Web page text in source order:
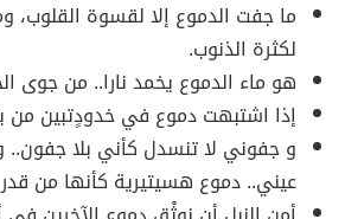
ما جفت الدموع إلا لقسوة القلوب،
لكثرة الذنوب.
هو ماء الدموع يخمد نارا.. من جوى
إذا اشتبهت دموع في خدودٍتبين
و جفوني لا تنسدل كأني بلا
عيني.. دموع هسيتيرية كأنها من